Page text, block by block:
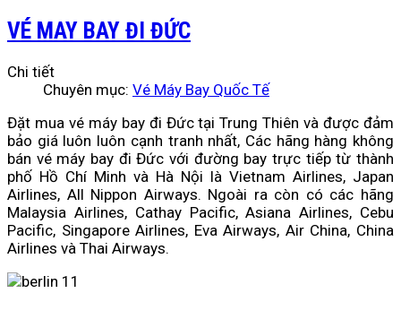
VÉ MAY BAY ĐI ĐỨC
Chi tiết
Chuyên mục: Vé Máy Bay Quốc Tế
Đặt mua vé máy bay đi Đức tại Trung Thiên và được đảm
bảo giá luôn luôn cạnh tranh nhất, Các hãng hàng không
bán vé máy bay đi Đức với đường bay trực tiếp từ thành
phố Hồ Chí Minh và Hà Nội là Vietnam Airlines, Japan
Airlines, All Nippon Airways. Ngoài ra còn có các hãng
Malaysia Airlines, Cathay Pacific, Asiana Airlines, Cebu
Pacific, Singapore Airlines, Eva Airways, Air China, China
Airlines và Thai Airways.